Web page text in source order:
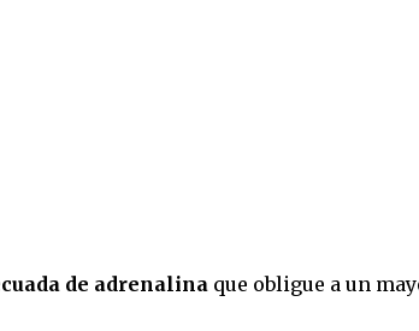
de adrenalina que obligue a un